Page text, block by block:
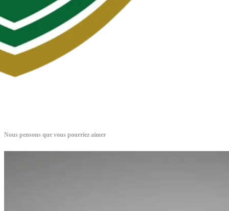
Nous pensons que vous pourriez aimer